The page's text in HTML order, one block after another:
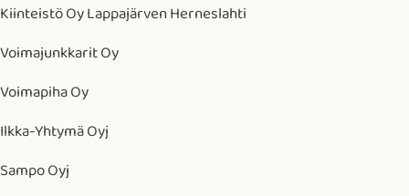
Kiinteistö Oy Lappajärven Herneslahti
Voimajunkkarit Oy
Voimapiha Oy
Ilkka-Yhtymä Oyj
Sampo Oyj